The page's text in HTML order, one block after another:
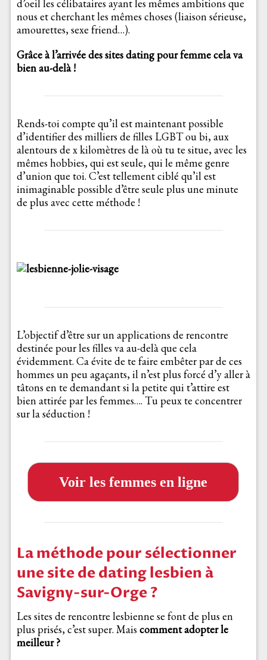
d’oeil les célibataires ayant les mêmes ambitions que
nous et cherchant les mêmes choses (liaison sérieuse,
amourettes, sexe friend…).
Grâce à l’arrivée des sites dating pour femme cela va
bien au-delà !
Rends-toi compte qu’il est maintenant possible
d’identifier des milliers de filles LGBT ou bi, aux
alentours de x kilomètres de là où tu te situe, avec les
mêmes hobbies, qui est seule, qui le même genre
d’union que toi. C’est tellement ciblé qu’il est
inimaginable possible d’être seule plus une minute
de plus avec cette méthode !
L’objectif d’être sur un applications de rencontre
destinée pour les filles va au-delà que cela
évidemment. Ca évite de te faire embêter par de ces
hommes un peu agaçants, il n’est plus forcé d’y aller à
tâtons en te demandant si la petite qui t’attire est
bien attirée par les femmes…. Tu peux te concentrer
sur la séduction !
Voir les femmes en ligne
La méthode pour sélectionner
une site de dating lesbien à
Savigny-sur-Orge ?
Les sites de rencontre lesbienne se font de plus en
plus prisés, c’est super. Mais comment adopter le
meilleur ?